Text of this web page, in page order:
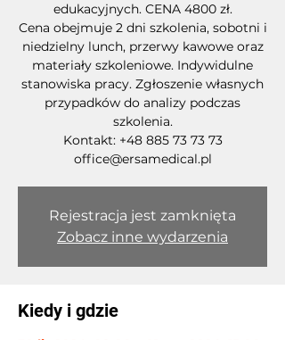
edukacyjnych. CENA 4800 zł.
Cena obejmuje 2 dni szkolenia, sobotni i
niedzielny lunch, przerwy kawowe oraz
materiały szkoleniowe. Indywidulne
stanowiska pracy. Zgłoszenie własnych
przypadków do analizy podczas
szkolenia.
Kontakt: +48 885 73 73 73
office@ersamedical.pl
Rejestracja jest zamknięta
Zobacz inne wydarzenia
Kiedy i gdzie